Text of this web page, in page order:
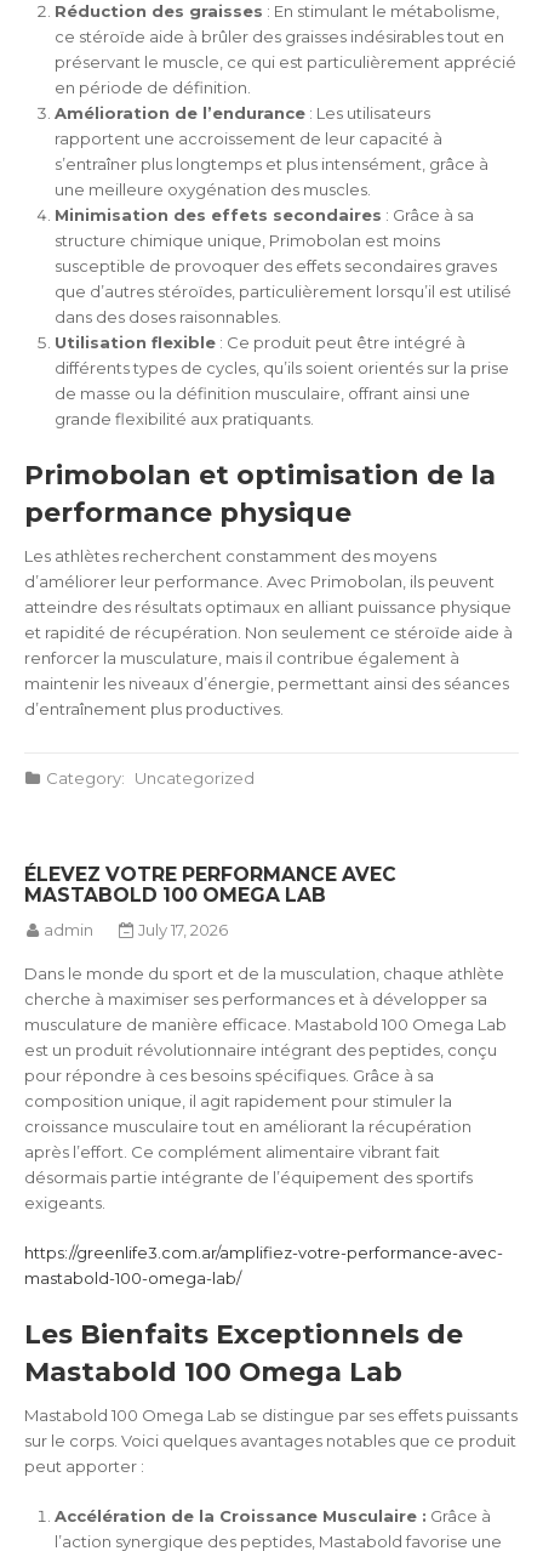
Réduction des graisses : En stimulant le métabolisme,
ce stéroïde aide à brûler des graisses indésirables tout en
préservant le muscle, ce qui est particulièrement apprécié
en période de définition.
Amélioration de l’endurance : Les utilisateurs
rapportent une accroissement de leur capacité à
s’entraîner plus longtemps et plus intensément, grâce à
une meilleure oxygénation des muscles.
Minimisation des effets secondaires : Grâce à sa
structure chimique unique, Primobolan est moins
susceptible de provoquer des effets secondaires graves
que d’autres stéroïdes, particulièrement lorsqu’il est utilisé
dans des doses raisonnables.
Utilisation flexible : Ce produit peut être intégré à
différents types de cycles, qu’ils soient orientés sur la prise
de masse ou la définition musculaire, offrant ainsi une
grande flexibilité aux pratiquants.
Primobolan et optimisation de la
performance physique
Les athlètes recherchent constamment des moyens
d’améliorer leur performance. Avec Primobolan, ils peuvent
atteindre des résultats optimaux en alliant puissance physique
et rapidité de récupération. Non seulement ce stéroïde aide à
renforcer la musculature, mais il contribue également à
maintenir les niveaux d’énergie, permettant ainsi des séances
d’entraînement plus productives.
Category: Uncategorized
ÉLEVEZ VOTRE PERFORMANCE AVEC
MASTABOLD 100 OMEGA LAB
admin July 17, 2026
Dans le monde du sport et de la musculation, chaque athlète
cherche à maximiser ses performances et à développer sa
musculature de manière efficace. Mastabold 100 Omega Lab
est un produit révolutionnaire intégrant des peptides, conçu
pour répondre à ces besoins spécifiques. Grâce à sa
composition unique, il agit rapidement pour stimuler la
croissance musculaire tout en améliorant la récupération
après l’effort. Ce complément alimentaire vibrant fait
désormais partie intégrante de l’équipement des sportifs
exigeants.
https://greenlife3.com.ar/amplifiez-votre-performance-avec-
mastabold-100-omega-lab/
Les Bienfaits Exceptionnels de
Mastabold 100 Omega Lab
Mastabold 100 Omega Lab se distingue par ses effets puissants
sur le corps. Voici quelques avantages notables que ce produit
peut apporter :
Accélération de la Croissance Musculaire : Grâce à
l’action synergique des peptides, Mastabold favorise une